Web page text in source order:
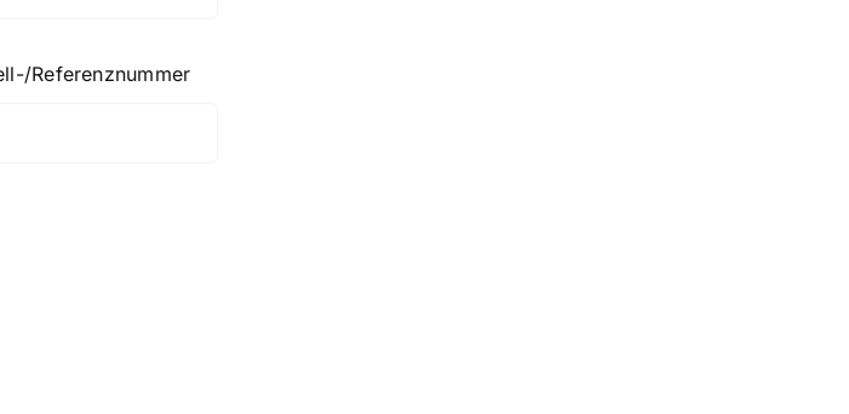
Referenznummer